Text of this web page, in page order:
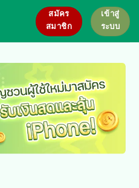
สมัคร
สมาชิก
เข้าสู่
ระบบ